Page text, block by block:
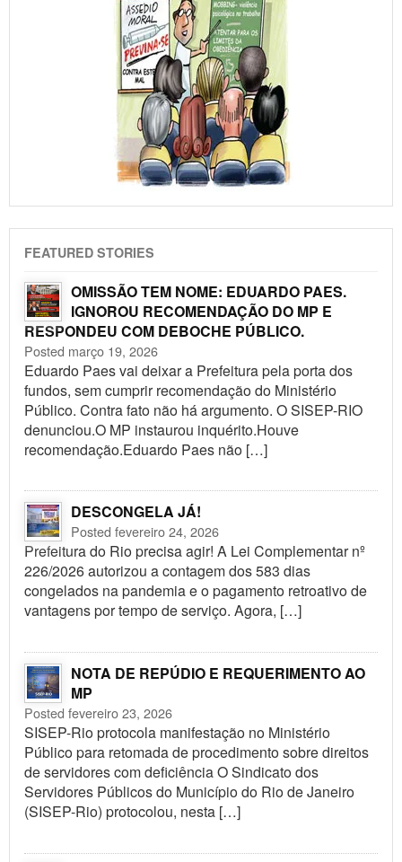
FEATURED STORIES
OMISSÃO TEM NOME: EDUARDO PAES.
IGNOROU RECOMENDAÇÃO DO MP E
RESPONDEU COM DEBOCHE PÚBLICO.
Posted março 19, 2026
Eduardo Paes vai deixar a Prefeitura pela porta dos
fundos, sem cumprir recomendação do Ministério
Público. Contra fato não há argumento. O SISEP-RIO
denunciou.O MP instaurou inquérito.Houve
recomendação.Eduardo Paes não […]
DESCONGELA JÁ!
Posted fevereiro 24, 2026
Prefeitura do Rio precisa agir! A Lei Complementar nº
226/2026 autorizou a contagem dos 583 dias
congelados na pandemia e o pagamento retroativo de
vantagens por tempo de serviço. Agora, […]
NOTA DE REPÚDIO E REQUERIMENTO AO
MP
Posted fevereiro 23, 2026
SISEP-Rio protocola manifestação no Ministério
Público para retomada de procedimento sobre direitos
de servidores com deficiência O Sindicato dos
Servidores Públicos do Município do Rio de Janeiro
(SISEP-Rio) protocolou, nesta […]